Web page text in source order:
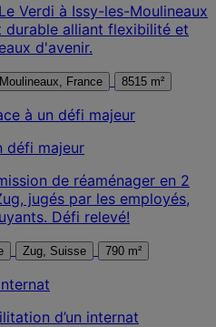
Verdi à Issy-les-Moulineaux
durable alliant flexibilité et
d'avenir.
Issy-les-Moulineaux, France 8515 m²
défi majeur
de réaménager en 2
jugés par les employés,
Défi relevé!
Zug, Suisse 790 m²
d’un internat